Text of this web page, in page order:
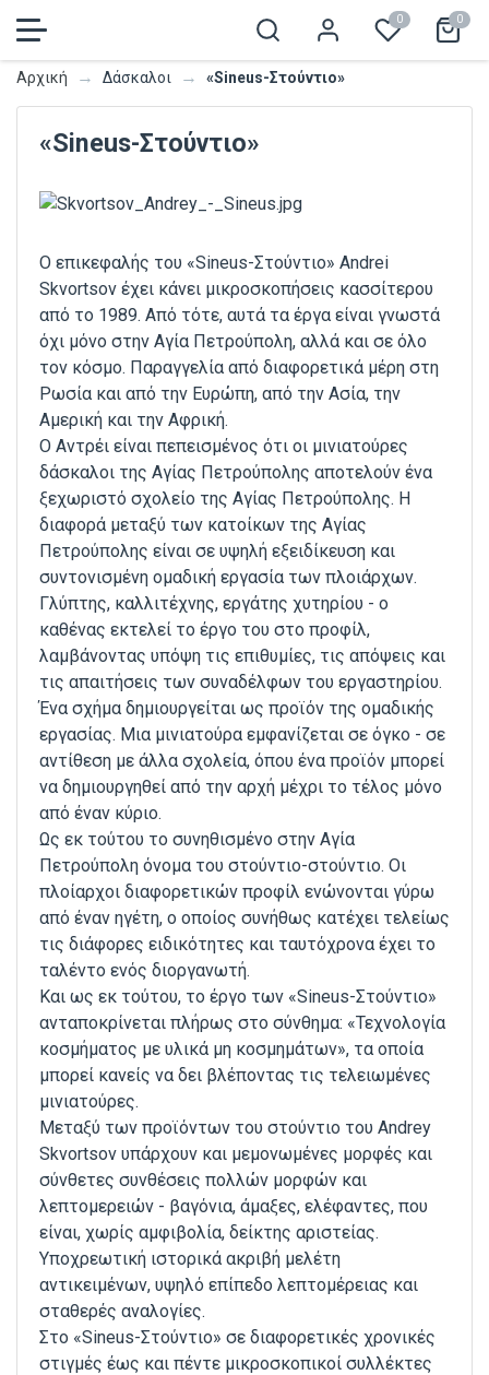
0 0
Αρχική → Δάσκαλοι → «Sineus-Στούντιο»
«Sineus-Στούντιο»
Ο επικεφαλής του «Sineus-Στούντιο» Andrei
Skvortsov έχει κάνει μικροσκοπήσεις κασσίτερου
από το 1989. Από τότε, αυτά τα έργα είναι γνωστά
όχι μόνο στην Αγία Πετρούπολη, αλλά και σε όλο
τον κόσμο. Παραγγελία από διαφορετικά μέρη στη
Ρωσία και από την Ευρώπη, από την Ασία, την
Αμερική και την Αφρική.
Ο Αντρέι είναι πεπεισμένος ότι οι μινιατούρες
δάσκαλοι της Αγίας Πετρούπολης αποτελούν ένα
ξεχωριστό σχολείο της Αγίας Πετρούπολης. Η
διαφορά μεταξύ των κατοίκων της Αγίας
Πετρούπολης είναι σε υψηλή εξειδίκευση και
συντονισμένη ομαδική εργασία των πλοιάρχων.
Γλύπτης, καλλιτέχνης, εργάτης χυτηρίου - ο
καθένας εκτελεί το έργο του στο προφίλ,
λαμβάνοντας υπόψη τις επιθυμίες, τις απόψεις και
τις απαιτήσεις των συναδέλφων του εργαστηρίου.
Ένα σχήμα δημιουργείται ως προϊόν της ομαδικής
εργασίας. Μια μινιατούρα εμφανίζεται σε όγκο - σε
αντίθεση με άλλα σχολεία, όπου ένα προϊόν μπορεί
να δημιουργηθεί από την αρχή μέχρι το τέλος μόνο
από έναν κύριο.
Ως εκ τούτου το συνηθισμένο στην Αγία
Πετρούπολη όνομα του στούντιο-στούντιο. Οι
πλοίαρχοι διαφορετικών προφίλ ενώνονται γύρω
από έναν ηγέτη, ο οποίος συνήθως κατέχει τελείως
τις διάφορες ειδικότητες και ταυτόχρονα έχει το
ταλέντο ενός διοργανωτή.
Και ως εκ τούτου, το έργο των «Sineus-Στούντιο»
ανταποκρίνεται πλήρως στο σύνθημα: «Τεχνολογία
κοσμήματος με υλικά μη κοσμημάτων», τα οποία
μπορεί κανείς να δει βλέποντας τις τελειωμένες
μινιατούρες.
Μεταξύ των προϊόντων του στούντιο του Andrey
Skvortsov υπάρχουν και μεμονωμένες μορφές και
σύνθετες συνθέσεις πολλών μορφών και
λεπτομερειών - βαγόνια, άμαξες, ελέφαντες, που
είναι, χωρίς αμφιβολία, δείκτης αριστείας.
Υποχρεωτική ιστορικά ακριβή μελέτη
αντικειμένων, υψηλό επίπεδο λεπτομέρειας και
σταθερές αναλογίες.
Στο «Sineus-Στούντιο» σε διαφορετικές χρονικές
στιγμές έως και πέντε μικροσκοπικοί συλλέκτες